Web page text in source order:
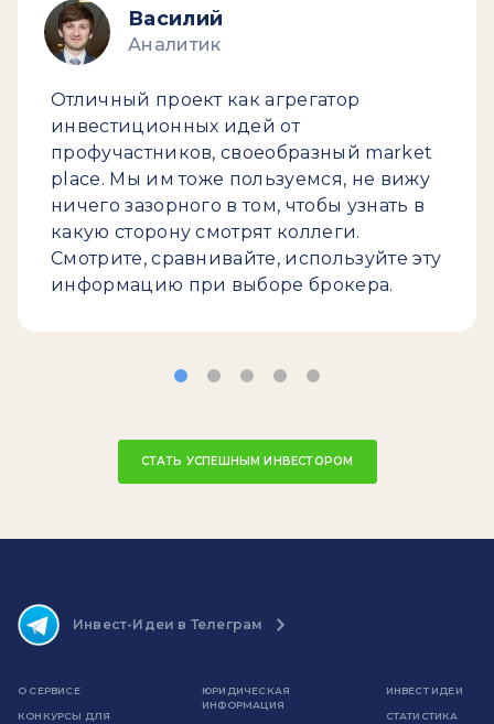
Василий
Аналитик
Отличный проект как агрегатор
инвестиционных идей от
профучастников, своеобразный market
place. Мы им тоже пользуемся, не вижу
ничего зазорного в том, чтобы узнать в
какую сторону смотрят коллеги.
Смотрите, сравнивайте, используйте эту
информацию при выборе брокера.
СТАТЬ УСПЕШНЫМ ИНВЕСТОРОМ
Инвест-Идеи в Телеграм
О СЕРВИСЕ
КОНКУРСЫ ДЛЯ
ЮРИДИЧЕСКАЯ
ИНФОРМАЦИЯ
ИНВЕСТ ИДЕИ
СТАТИСТИКА